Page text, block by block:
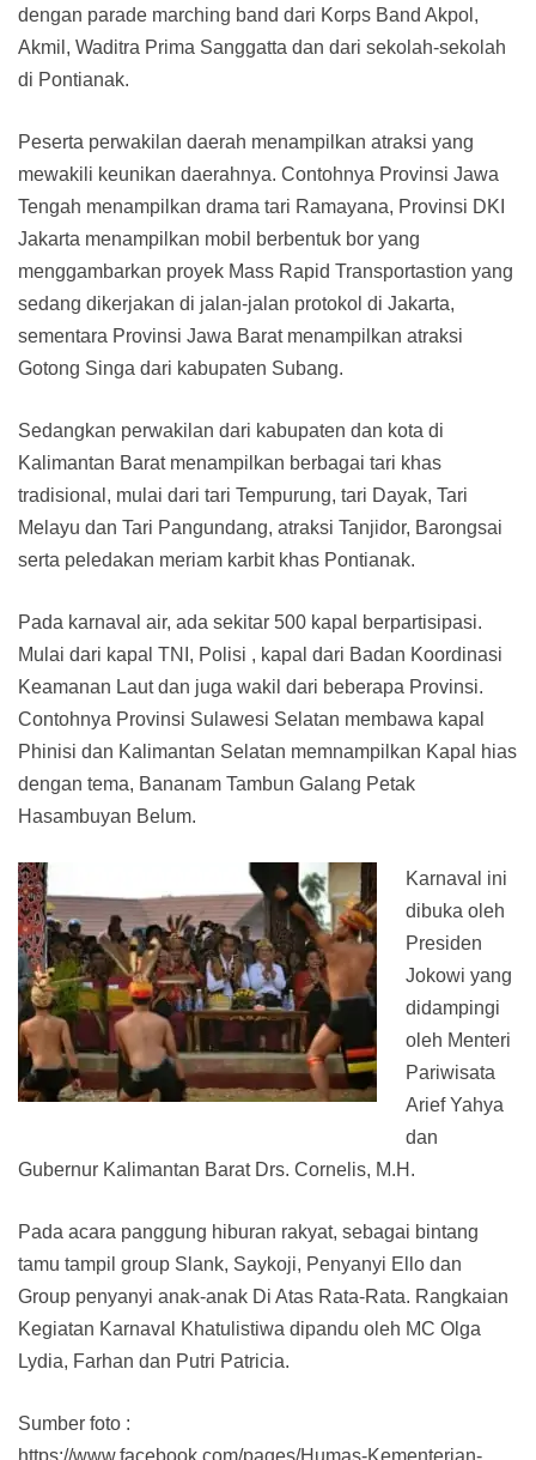
dengan parade marching band dari Korps Band Akpol,
Akmil, Waditra Prima Sanggatta dan dari sekolah-sekolah
di Pontianak.
Peserta perwakilan daerah menampilkan atraksi yang
mewakili keunikan daerahnya. Contohnya Provinsi Jawa
Tengah menampilkan drama tari Ramayana, Provinsi DKI
Jakarta menampilkan mobil berbentuk bor yang
menggambarkan proyek Mass Rapid Transportastion yang
sedang dikerjakan di jalan-jalan protokol di Jakarta,
sementara Provinsi Jawa Barat menampilkan atraksi
Gotong Singa dari kabupaten Subang.
Sedangkan perwakilan dari kabupaten dan kota di
Kalimantan Barat menampilkan berbagai tari khas
tradisional, mulai dari tari Tempurung, tari Dayak, Tari
Melayu dan Tari Pangundang, atraksi Tanjidor, Barongsai
serta peledakan meriam karbit khas Pontianak.
Pada karnaval air, ada sekitar 500 kapal berpartisipasi.
Mulai dari kapal TNI, Polisi , kapal dari Badan Koordinasi
Keamanan Laut dan juga wakil dari beberapa Provinsi.
Contohnya Provinsi Sulawesi Selatan membawa kapal
Phinisi dan Kalimantan Selatan memnampilkan Kapal hias
dengan tema, Bananam Tambun Galang Petak
Hasambuyan Belum.
Karnaval ini
dibuka oleh
Presiden
Jokowi yang
didampingi
oleh Menteri
Pariwisata
Arief Yahya
dan
Gubernur Kalimantan Barat Drs. Cornelis, M.H.
Pada acara panggung hiburan rakyat, sebagai bintang
tamu tampil group Slank, Saykoji, Penyanyi Ello dan
Group penyanyi anak-anak Di Atas Rata-Rata. Rangkaian
Kegiatan Karnaval Khatulistiwa dipandu oleh MC Olga
Lydia, Farhan dan Putri Patricia.
Sumber foto :